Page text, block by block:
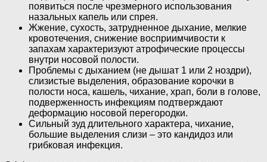
появиться после чрезмерного использования
назальных капель или спрея.
Жжение, сухость, затрудненное дыхание, мелкие
кровотечения, снижение восприимчивости к
запахам характеризуют атрофические процессы
внутри носовой полости.
Проблемы с дыханием (не дышат 1 или 2 ноздри),
слизистые выделения, образование корочки в
полости носа, кашель, чихание, храп, боли в голове,
подверженность инфекциям подтверждают
деформацию носовой перегородки.
Сильный зуд длительного характера, чихание,
большие выделения слизи – это кандидоз или
грибковая инфекция.